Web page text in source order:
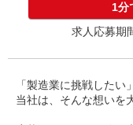
1分
求人応募期
「製造業に挑戦したい
当社は、そんな想いを